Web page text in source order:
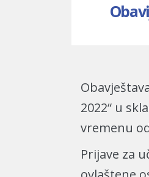
2022“ u
vremenu
Prijave za